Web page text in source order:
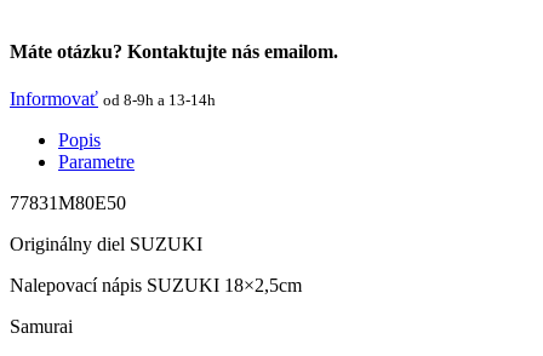
Máte otázku? Kontaktujte nás emailom.
Informovať od 8-9h a 13-14h
Popis
Parametre
77831M80E50
Originálny diel SUZUKI
Nalepovací nápis SUZUKI 18×2,5cm
Samurai